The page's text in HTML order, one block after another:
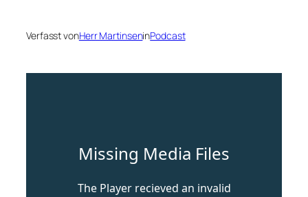
Verfasst vonHerr MartinseninPodcast